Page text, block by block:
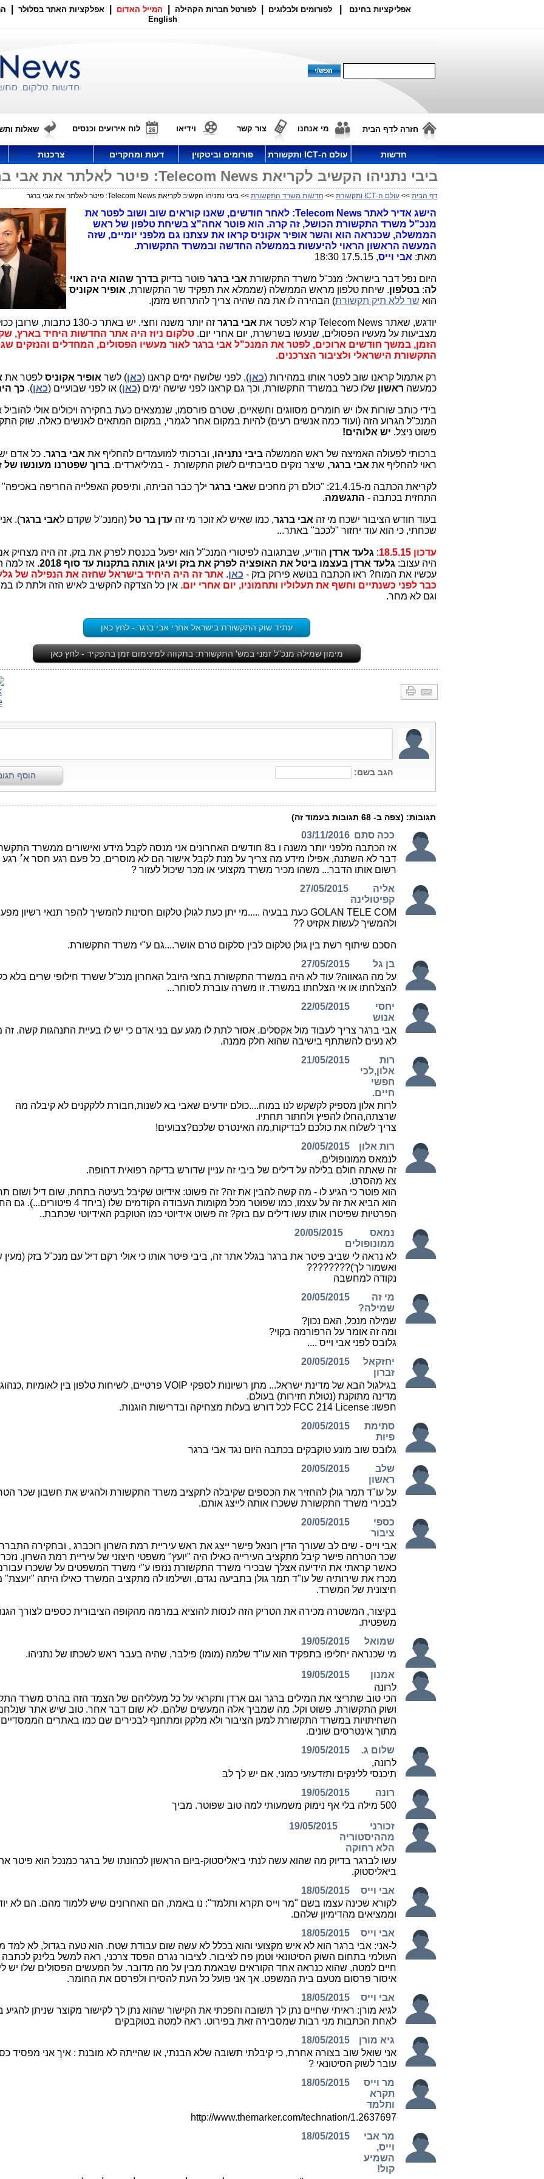
אפליקציות בחינם לפורומים ולבלוגים לפורטל חברות הקהילה המייל האדום אפלקציות האתר בסלולר
English
חזרה לדף הבית מי אנחנו צור קשר וידיאו לוח אירועים וכנסים שאלות
חדשות עולם ה-ICT ותקשורת פורומים וביטקוין דעות ומחקרים צרכנות
ביבי נתניהו הקשיב לקריאת Telecom News: פיטר לאלתר את אבי ברגר
דף הבית >>עולם ה-ICT ותקשורת >> חדשות משרד התקשורת >> ביבי נתניהו הקשיב לקריאת Telecom News: פיטר לאלתר את אבי ברגר
הישג אדיר לאתר Telecom News: לאחר חודשים, שאנו קוראים שוב ושוב לפטר את
מנכ"ל משרד התקשורת הכושל, זה קרה. הוא פוטר אחה"צ בשיחת טלפון של ראש
הממשלה, שכנראה הוא והשר אופיר אקוניס קראו את עצתנו גם מלפני יומיים, שזה
המעשה הראשון הראוי להיעשות בממשלה החדשה ובמשרד התקשורת.
מאת: אבי וייס, 17.5.15 18:30
היום נפל דבר בישראל: מנכ"ל משרד התקשורת אבי ברגר פוטר בדיוקבדרך שהוא היה ראוי
לה:בטלפון. שיחת טלפון מראש הממשלה (שממלא את תפקיד שר התקשורת, אופיר אקוניס
הוא שר ללא תיק תקשורת) הבהירה לו את מה שהיה צריך להתרחש מזמן.
יודגש, שאתר Telecom News קרא לפטר את אבי ברגר
זה יותר משנה וחצי. יש באתר כ-130 כתבות, שרובן
מצביעות על מעשיו הפסולים, שנעשו בשרשרת, יום אחרי יום.טלקום ניוז היה אתר החדשות היחיד בארץ,
הזמן, במשך חודשים ארוכים, לפטר את המנכ"ל אבי ברגר לאור מעשיו הפסולים, המחדלים והנזקים
התקשורת הישראלי ולציבור הצרכנים.
רק אתמול קראנו שוב לפטר אותו במהירות (כאן), לפני שלושה ימים קראנו (כאן) לשר אופיר אקוניס לפטר את
כמעשה ראשון שלו כשר במשרד התקשורת, וכך גם קראנו לפני שישה ימים (כאן) או לפני שבועיים (כאן). כך
בידי כותב שורות אלו יש חומרים מסווגים וחשאיים, שטרם פורסמו, שנמצאים כעת בחקירה ויכולים אולי
המנכ"ל הגרוע הזה (ועוד כמה אנשים רעים) להיות במקום אחר לגמרי, במקום המתאים לאנשים כאלה. שוק
פשוט ניצל. יש אלוהים!
ברכותי לפעולה האמיצה של ראש הממשלהביבי נתניהו, וברכותי למועמדים להחליף את אבי ברגר.כל אדם
ראוי להחליף את אבי ברגר, שיצר נזקים סביבתיים לשוק התקשורת - במיליארדים.ברוך שפטרנו מעונשו של
לקריאת הכתבה מ-21.4.15: "כולם רק מחכים ש אבי ברגר ילך כבר הביתה, ותיפסק האפלייה החריפה
התחזית בכתבה - התגשמה.
בעוד חודש הציבור ישכח מי זה אבי ברגר, כמו שאיש לא זוכר מי זה עדן בר טל (המנכ"ל שקדם לאבי ברגר).
שכחתי, כי הוא עוד יחזור "לככב" באתר...
עדכון 18.5.15 : גלעד ארדן הודיע, שבתגובה לפיטורי המנכ"ל הוא יפעל בכנסת לפרק את בזק. זה היה מצחיק
היה עצוב: גלעד ארדן בעצמו ביטל את האופציה לפרק את בזק ועיגן אותה בתקנות עד סוף 2018
. אז למה
עכשיו את המוח? ראו הכתבה בנושא פירוק בזק - כאן. אתר זה היה היחיד בישראל שחזה את הנפילה של
כבר לפני כשנתיים וחשף את תעלוליו ותחמוניו, יום אחרי יום.אין כל הצדקה להקשיב לאיש הזה ולתת לו
וגם לא מחר.
עתיד שוק התקשורת בישראל אחרי אבי ברגר - לחץ כאן
מימון שמילה מנכ"ל זמני במש' התקשורת: בתקווה למינימום זמן בתפקיד - לחץ כאן